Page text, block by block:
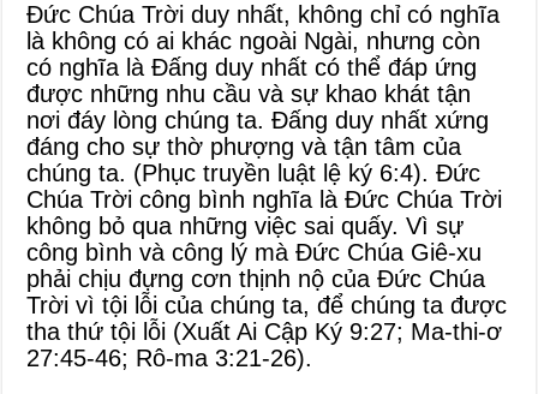
Đức Chúa Trời duy nhất, không chỉ có nghĩa
là không có ai khác ngoài Ngài, nhưng còn
có nghĩa là Đấng duy nhất có thể đáp ứng
được những nhu cầu và sự khao khát tận
nơi đáy lòng chúng ta. Đấng duy nhất xứng
đáng cho sự thờ phượng và tận tâm của
chúng ta. (Phục truyền luật lệ ký 6:4). Đức
Chúa Trời công bình nghĩa là Đức Chúa Trời
không bỏ qua những việc sai quấy. Vì sự
công bình và công lý mà Đức Chúa Giê-xu
phải chịu đựng cơn thịnh nộ của Đức Chúa
Trời vì tội lỗi của chúng ta, để chúng ta được
tha thứ tội lỗi (Xuất Ai Cập Ký 9:27; Ma-thi-ơ
27:45-46; Rô-ma 3:21-26).